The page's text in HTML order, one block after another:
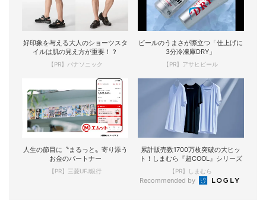
好印象を与える大人のショーツスタ
イルは肌の見え方が重要！？
【PR】パナソニック
ビールのうまさが際立つ「仕上げに
3分冷凍庫DRY」
【PR】アサヒビール
人生の節目に〝まるっと〟寄り添う
お金のパートナー
【PR】三菱UFJ銀行
累計販売数1700万枚突破の大ヒッ
ト！しまむら『超COOL』シリーズ
【PR】しまむら
Recommended by